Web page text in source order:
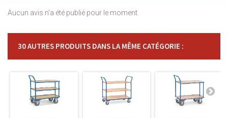
Aucun avis n'a été publié pour le moment.
30 AUTRES PRODUITS DANS LA MÊME CATÉGORIE :